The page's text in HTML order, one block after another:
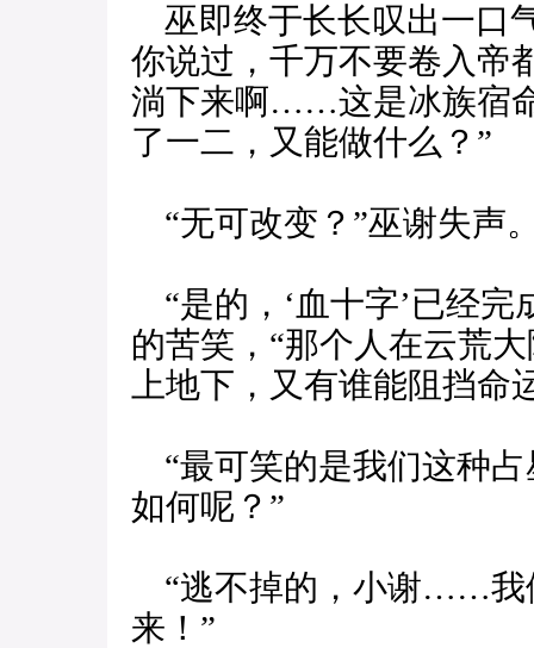
巫即终于长长叹出一口
你说过，千万不要卷入帝
淌下来啊……这是冰族宿
了一二，又能做什么？”
“无可改变？”巫谢失声
“是的，‘血十字’已经
的苦笑，“那个人在云荒
上地下，又有谁能阻挡命
“最可笑的是我们这种
如何呢？”
“逃不掉的，小谢……我
来！”